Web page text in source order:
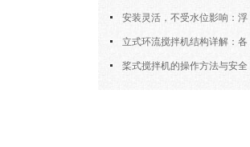
污机的土建配合要求与水平度校准
安装灵活，不受水位影响：浮
筒式曝气机的结构优势与适用场景
立式环流搅拌机结构详解：各
部件的功能与协同
桨式搅拌机的操作方法与安全